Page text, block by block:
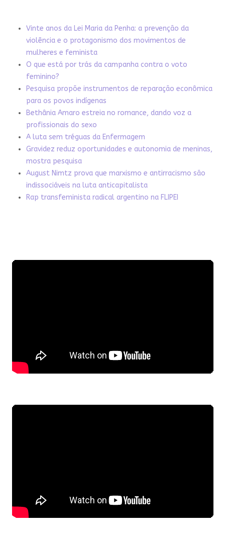
Vinte anos da Lei Maria da Penha: a prevenção da
violência e o protagonismo dos movimentos de
mulheres e feminista
O que está por trás da campanha contra o voto
feminino?
Pesquisa propõe instrumentos de reparação econômica
para os povos indígenas
Bethânia Amaro estreia no romance, dando voz a
profissionais do sexo
A luta sem tréguas da Enfermagem
Gravidez reduz oportunidades e autonomia de meninas,
mostra pesquisa
August Nimtz prova que marxismo e antirracismo são
indissociáveis na luta anticapitalista
Rap transfeminista radical argentino na FLIPEI